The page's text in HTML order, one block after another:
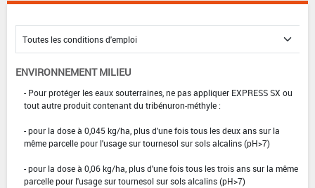
ENVIRONNEMENT MILIEU
- Pour protéger les eaux souterraines, ne pas appliquer EXPRESS SX ou
tout autre produit contenant du tribénuron-méthyle :
- pour la dose à 0,045 kg/ha, plus d'une fois tous les deux ans sur la
même parcelle pour l'usage sur tournesol sur sols alcalins (pH>7)
- pour la dose à 0,06 kg/ha, plus d'une fois tous les trois ans sur la même
parcelle pour l'usage sur tournesol sur sols alcalins (pH>7)